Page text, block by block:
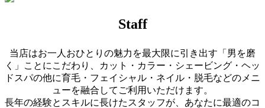
Staff
当店はお一人おひとりの魅力を最大限に引き出す「男を磨
く」ことにこだわり、カット・カラー・シェービング・ヘッ
ドスパの他に育毛・フェイシャル・ネイル・脱毛などのメニ
ューを融合してご利用いただけます。
長年の経験とスキルに長けたスタッフが、あなたに最適のコ